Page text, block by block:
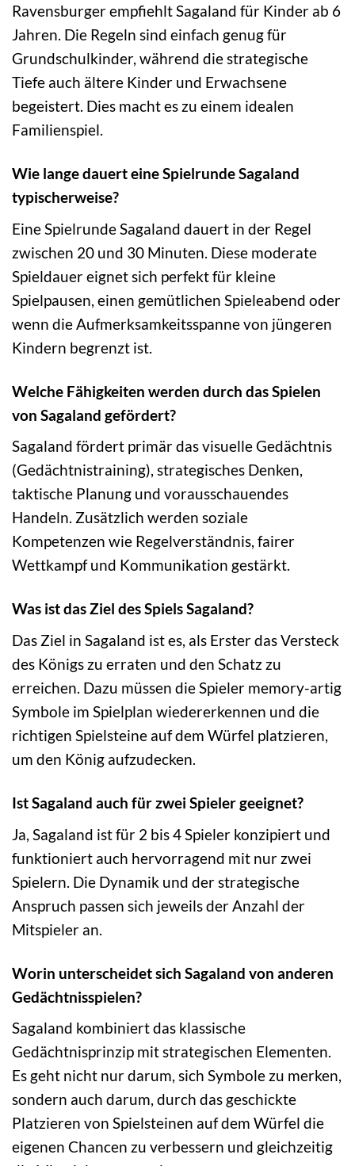
Ravensburger empfiehlt Sagaland für Kinder ab 6
Jahren. Die Regeln sind einfach genug für
Grundschulkinder, während die strategische
Tiefe auch ältere Kinder und Erwachsene
begeistert. Dies macht es zu einem idealen
Familienspiel.
Wie lange dauert eine Spielrunde Sagaland
typischerweise?
Eine Spielrunde Sagaland dauert in der Regel
zwischen 20 und 30 Minuten. Diese moderate
Spieldauer eignet sich perfekt für kleine
Spielpausen, einen gemütlichen Spieleabend oder
wenn die Aufmerksamkeitsspanne von jüngeren
Kindern begrenzt ist.
Welche Fähigkeiten werden durch das Spielen
von Sagaland gefördert?
Sagaland fördert primär das visuelle Gedächtnis
(Gedächtnistraining), strategisches Denken,
taktische Planung und vorausschauendes
Handeln. Zusätzlich werden soziale
Kompetenzen wie Regelverständnis, fairer
Wettkampf und Kommunikation gestärkt.
Was ist das Ziel des Spiels Sagaland?
Das Ziel in Sagaland ist es, als Erster das Versteck
des Königs zu erraten und den Schatz zu
erreichen. Dazu müssen die Spieler memory-artig
Symbole im Spielplan wiedererkennen und die
richtigen Spielsteine auf dem Würfel platzieren,
um den König aufzudecken.
Ist Sagaland auch für zwei Spieler geeignet?
Ja, Sagaland ist für 2 bis 4 Spieler konzipiert und
funktioniert auch hervorragend mit nur zwei
Spielern. Die Dynamik und der strategische
Anspruch passen sich jeweils der Anzahl der
Mitspieler an.
Worin unterscheidet sich Sagaland von anderen
Gedächtnisspielen?
Sagaland kombiniert das klassische
Gedächtnisprinzip mit strategischen Elementen.
Es geht nicht nur darum, sich Symbole zu merken,
sondern auch darum, durch das geschickte
Platzieren von Spielsteinen auf dem Würfel die
eigenen Chancen zu verbessern und gleichzeitig